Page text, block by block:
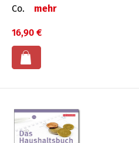
Co.
mehr
16,90 €